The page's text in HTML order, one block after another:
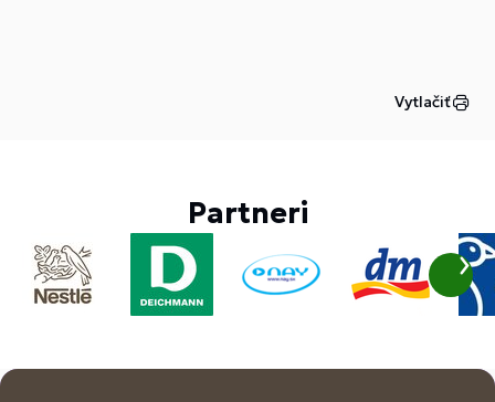
Vytlačiť
Partneri